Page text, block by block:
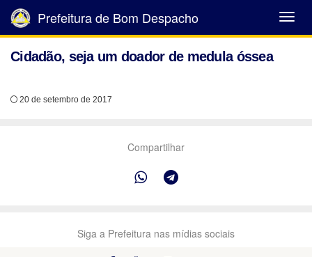
Abrir
Menu
Prefeitura de Bom Despacho
Cidadão, seja um doador de medula óssea
20 de setembro de 2017
Compartilhar
Siga a Prefeitura nas mídias sociais